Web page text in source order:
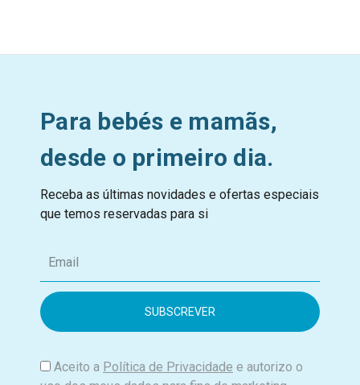
Para bebés e mamãs,
desde o primeiro dia.
Receba as últimas novidades e ofertas especiais
que temos reservadas para si
m
i
Aceito a Política de Privacidade e autorizo o